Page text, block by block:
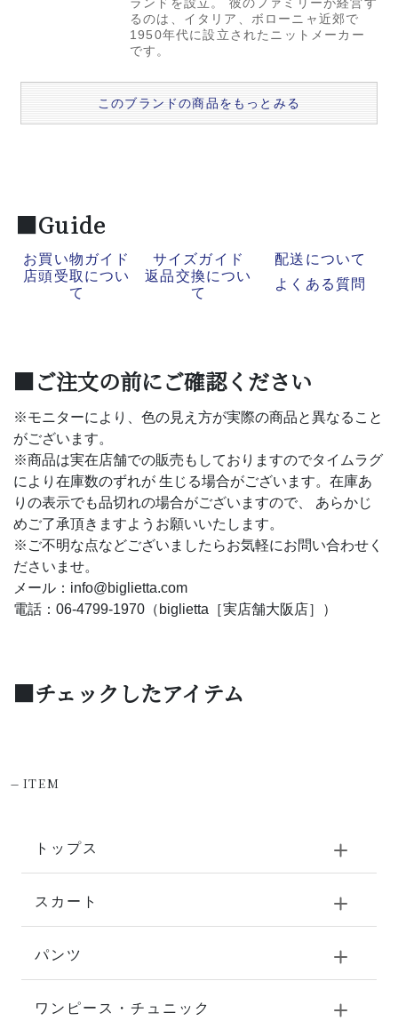
るのは、イタリア、ボローニャ近郊で
1950年代に設立されたニットメーカー
です。
このブランドの商品をもっとみる
■Guide
お買い物ガイド サイズガイド
配送について
店頭受取につい
て
返品交換につい
て
よくある質問
■ご注文の前にご確認ください
※モニターにより、色の見え方が実際の商品と異なること
がございます。
※商品は実在店舗での販売もしておりますのでタイムラグ
により在庫数のずれが 生じる場合がございます。在庫あ
りの表示でも品切れの場合がございますので、 あらかじ
めご了承頂きますようお願いいたします。
※ご不明な点などございましたらお気軽にお問い合わせく
ださいませ。
メール：info@biglietta.com
電話：06-4799-1970（biglietta［実店舗大阪店］）
■チェックしたアイテム
-ITEM
トップス
スカート
パンツ
ワンピース・チュニック